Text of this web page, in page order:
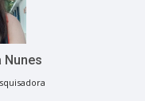
Nunes